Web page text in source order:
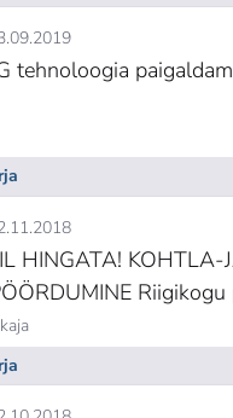
tehnoloogia
HINGATA! KOHTLA-